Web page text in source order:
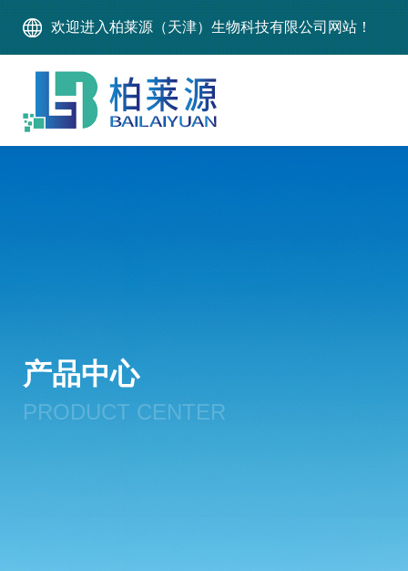
欢迎进入柏莱源（天津）生物科技有限公司网站！
产品中心
PRODUCT CENTER